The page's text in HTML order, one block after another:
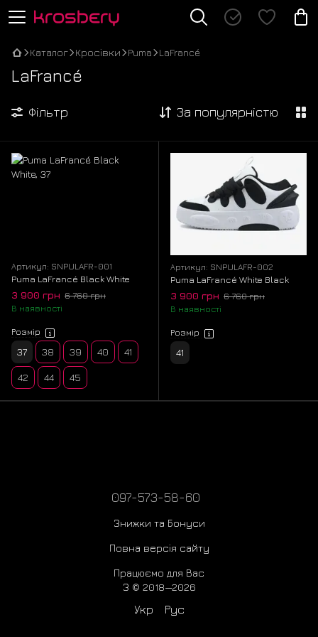
Каталог Кросівки Puma LaFrancé
LaFrancé
Фільтр За популярністю
Артикул: SNPULAFR-001
Puma LaFrancé Black White
3 900 грн 6 760 грн
В наявності
Розмір
37 38 39 40 41
42 44 45
Артикул: SNPULAFR-002
Puma LaFrancé White Black
3 900 грн 6 760 грн
В наявності
Розмір
41
097-573-58-60
Знижки та Бонуси
Повна версія сайту
Працюємо для Вас
З © 2018—2026
Укр Рус